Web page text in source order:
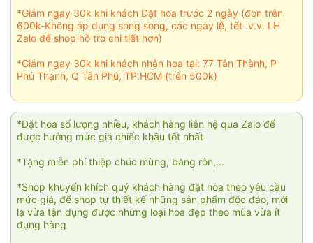
*Giảm ngay 30k khi khách Đặt hoa trước 2 ngày (đơn trên
600k-Không áp dụng song song, các ngày lễ, tết .v.v. LH
Zalo để shop hỗ trợ chi tiết hơn)
*Giảm ngay 30k khi khách nhận hoa tại: 77 Tân Thành, P
Phú Thạnh, Q Tân Phú, TP.HCM (trên 500k)
*Đặt hoa số lượng nhiều, khách hàng liên hệ qua Zalo để
được hưởng mức giá chiếc khấu tốt nhất
*Tặng miễn phí thiệp chúc mừng, băng rôn,...
*Shop khuyến khích quý khách hàng đặt hoa theo yêu cầu
mức giá, để shop tự thiết kế những sản phẩm độc đáo, mới
lạ vừa tận dụng được những loại hoa đẹp theo mùa vừa ít
đụng hàng